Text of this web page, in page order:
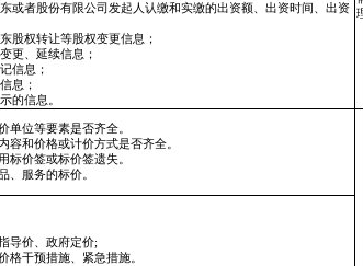
东或者股份有限公司发起人认缴和实缴的出资额、出资时间、出资
股权转让等股权变更信息；
更、延续信息；
信息；
息；
的信息。
单位等要素是否齐全。
容和价格或计价方式是否齐全。
标价签或标价签遗失。
、服务的标价。
导价、政府定价;
格干预措施、紧急措施。